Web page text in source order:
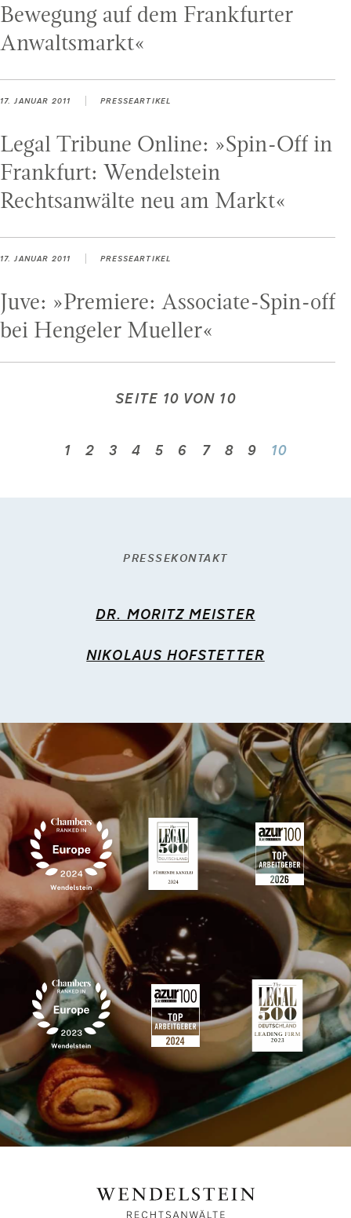
Bewegung auf dem Frankfurter
Anwaltsmarkt«
17. JANUAR 2011 PRESSEARTIKEL
Legal Tribune Online: »Spin-Off in
Frankfurt: Wendelstein
Rechtsanwälte neu am Markt«
17. JANUAR 2011 PRESSEARTIKEL
Juve: »Premiere: Associate-Spin-off
bei Hengeler Mueller«
SEITE 10 VON 10
1 2 3 4 5 6 7 8 9 10
PRESSEKONTAKT
DR. MORITZ MEISTER
NIKOLAUS HOFSTETTER